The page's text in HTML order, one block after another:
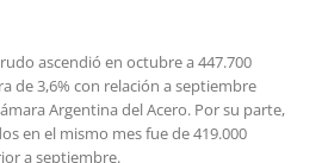
ascendió en octubre a 447.700
de 3,6% con relación a septiembre
Argentina del Acero. Por su parte,
en el mismo mes fue de 419.000
a septiembre.